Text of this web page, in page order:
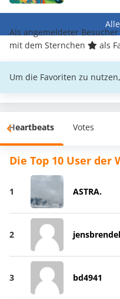
Als angemeldeter
mit dem Sternchen
als
Um die Favoriten zu nutzen,
Heartbeats Votes
Die Top 10 User der
1 ASTRA.
2
3 bd4941